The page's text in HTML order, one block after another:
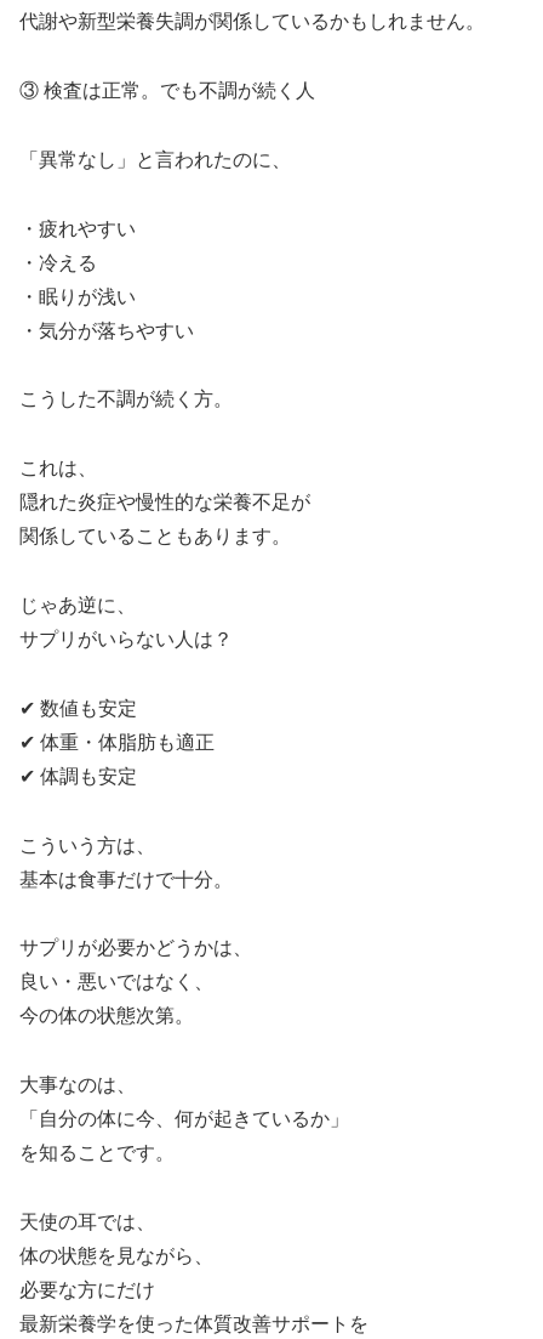
代謝や新型栄養失調が関係しているかもしれません。
③ 検査は正常。でも不調が続く人
「異常なし」と言われたのに、
・疲れやすい
・冷える
・眠りが浅い
・気分が落ちやすい
こうした不調が続く方。
これは、
隠れた炎症や慢性的な栄養不足が
関係していることもあります。
じゃあ逆に、
サプリがいらない人は？
✔ 数値も安定
✔ 体重・体脂肪も適正
✔ 体調も安定
こういう方は、
基本は食事だけで十分。
サプリが必要かどうかは、
良い・悪いではなく、
今の体の状態次第。
大事なのは、
「自分の体に今、何が起きているか」
を知ることです。
天使の耳では、
体の状態を見ながら、
必要な方にだけ
最新栄養学を使った体質改善サポートを